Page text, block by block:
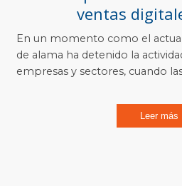
ventas
En un momento como el
de alama ha detenido la
empresas y sectores, cuando
Leer más